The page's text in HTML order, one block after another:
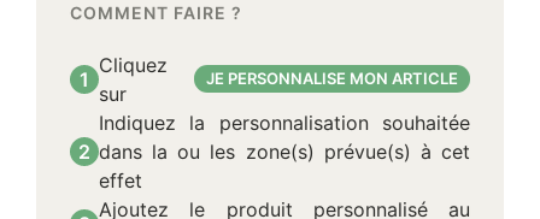
COMMENT FAIRE ?
1
Cliquez
sur
JE PERSONNALISE MON ARTICLE
2
Indiquez la personnalisation souhaitée
dans la ou les zone(s) prévue(s) à cet
effet
Ajoutez le produit personnalisé au